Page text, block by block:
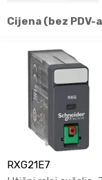
Cijena (bez PDV-
RXG21E7